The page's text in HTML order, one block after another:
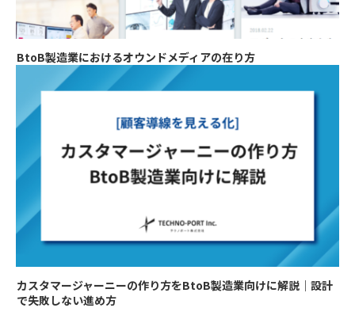
BtoB製造業におけるオウンドメディアの在り方
カスタマージャーニーの作り方をBtoB製造業向けに解説｜設計
で失敗しない進め方